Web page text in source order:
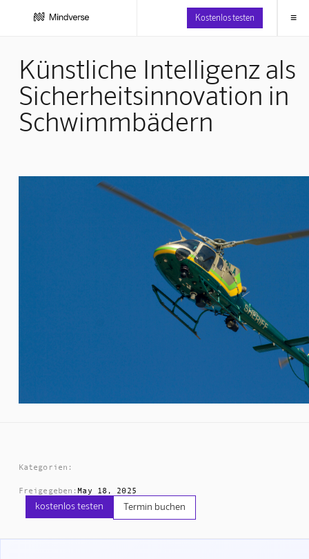
Kostenlos testen ≡
Künstliche Intelligenz als
Sicherheitsinnovation in
Schwimmbädern
Kategorien:
Freigegeben: May 18, 2025
kostenlos testen Termin buchen